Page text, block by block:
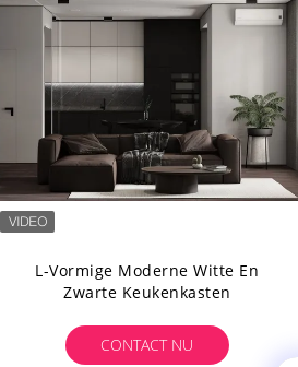
L-Vormige Moderne Witte En
Zwarte Keukenkasten
CONTACT NU